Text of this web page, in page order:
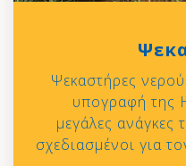
Ψεκαστήρες
υπογραφή της
μεγάλες ανάγκες
σχεδιασμένοι για